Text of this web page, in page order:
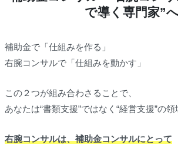
で導く専門家”
補助金で「仕組みを作る」
右腕コンサルで「仕組みを動かす」
この２つが組み合わさることで、
あなたは“書類支援”ではなく“経営支援”の領
右腕コンサルは、補助金コンサルにとって